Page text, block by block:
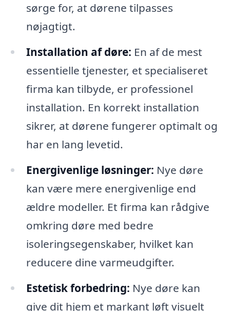
sørge for, at dørene tilpasses
nøjagtigt.
Installation af døre: En af de mest
essentielle tjenester, et specialiseret
firma kan tilbyde, er professionel
installation. En korrekt installation
sikrer, at dørene fungerer optimalt og
har en lang levetid.
Energivenlige løsninger: Nye døre
kan være mere energivenlige end
ældre modeller. Et firma kan rådgive
omkring døre med bedre
isoleringsegenskaber, hvilket kan
reducere dine varmeudgifter.
Estetisk forbedring: Nye døre kan
give dit hjem et markant løft visuelt